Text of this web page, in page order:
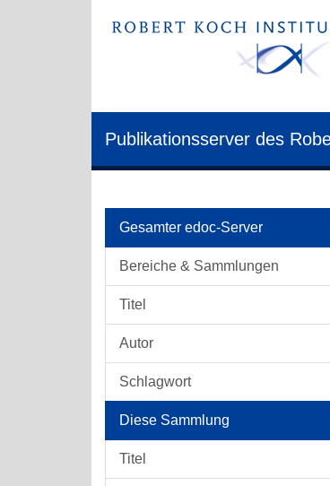
Publikationsserver des
Gesamter edoc-Server
Bereiche & Sammlungen
Titel
Autor
Schlagwort
Diese Sammlung
Titel